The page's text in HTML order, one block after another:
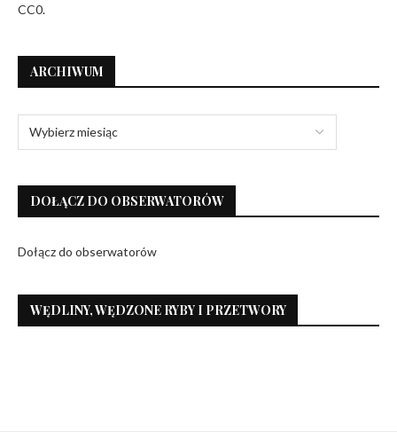
CC0.
ARCHIWUM
DOŁĄCZ DO OBSERWATORÓW
Dołącz do obserwatorów
WĘDLINY, WĘDZONE RYBY I PRZETWORY